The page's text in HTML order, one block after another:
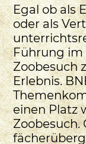
Egal ob als
oder als
Führung im
Zoobesuch
Erlebnis.
einen Platz
Zoobesuch.